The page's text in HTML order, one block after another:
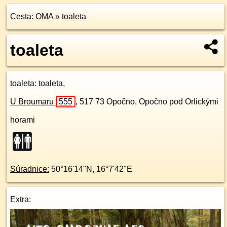
Cesta: OMA» toaleta
toaleta
toaleta: toaleta,
U Broumaru 555 , 517 73 Opočno, Opočno pod Orlickými
horami
Súradnice: 50°16'14"N , 16°7'42"E
Extra: